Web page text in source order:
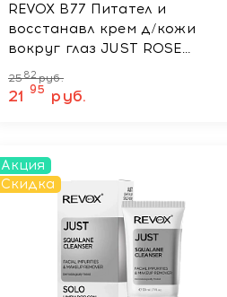
REVOX B77 Питател и
восстанавл крем д/кожи
вокруг глаз JUST ROSE
WATER AVOCADO OIL, 50 мл
2582 руб.
21 95 руб.
Акция
Скидка